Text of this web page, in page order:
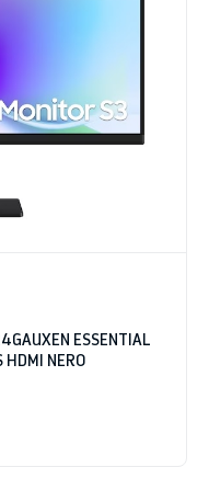
ESSENTIAL
HDMI NERO